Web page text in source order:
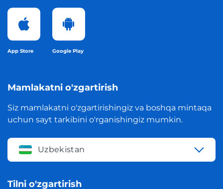
App Store Google Play
Mamlakatni o'zgartirish
Siz mamlakatni o'zgartirishingiz va boshqa mintaqa
uchun sayt tarkibini o'rganishingiz mumkin.
Uzbekistan
Tilni o'zgartirish